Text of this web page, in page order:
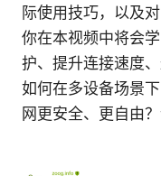
际使用技巧，以及
你在本视频中将会
护、提升连接速度
如何在多设备场景
网更安全、更自由